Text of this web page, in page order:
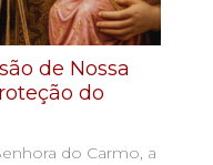
de Nossa
do
do Carmo, a